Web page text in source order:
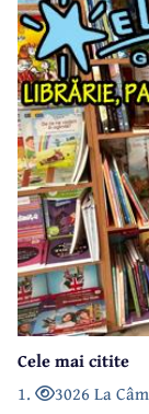
Cele mai citite
1.
3026 La